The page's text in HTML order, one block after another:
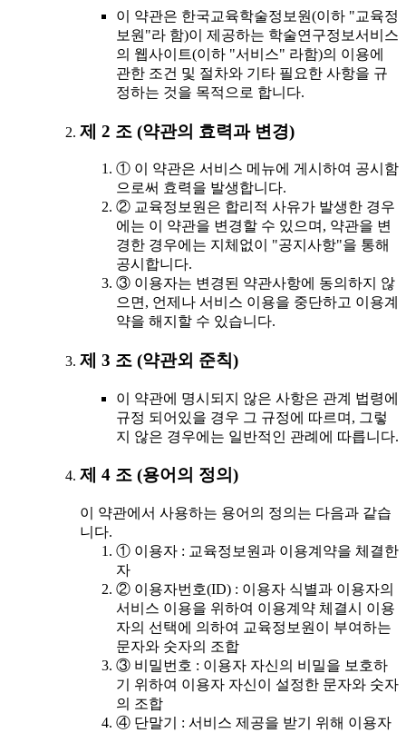
이 약관은 한국교육학술정보원(이하 "교육정
보원"라 함)이 제공하는 학술연구정보서비스
의 웹사이트(이하 "서비스" 라함)의 이용에
관한 조건 및 절차와 기타 필요한 사항을 규
정하는 것을 목적으로 합니다.
제 2 조 (약관의 효력과 변경)
① 이 약관은 서비스 메뉴에 게시하여 공시함
으로써 효력을 발생합니다.
② 교육정보원은 합리적 사유가 발생한 경우
에는 이 약관을 변경할 수 있으며, 약관을 변
경한 경우에는 지체없이 "공지사항"을 통해
공시합니다.
③ 이용자는 변경된 약관사항에 동의하지 않
으면, 언제나 서비스 이용을 중단하고 이용계
약을 해지할 수 있습니다.
제 3 조 (약관외 준칙)
이 약관에 명시되지 않은 사항은 관계 법령에
규정 되어있을 경우 그 규정에 따르며, 그렇
지 않은 경우에는 일반적인 관례에 따릅니다.
제 4 조 (용어의 정의)
이 약관에서 사용하는 용어의 정의는 다음과 같습
니다.
① 이용자 : 교육정보원과 이용계약을 체결한
자
② 이용자번호(ID) : 이용자 식별과 이용자의
서비스 이용을 위하여 이용계약 체결시 이용
자의 선택에 의하여 교육정보원이 부여하는
문자와 숫자의 조합
③ 비밀번호 : 이용자 자신의 비밀을 보호하
기 위하여 이용자 자신이 설정한 문자와 숫자
의 조합
④ 단말기 : 서비스 제공을 받기 위해 이용자